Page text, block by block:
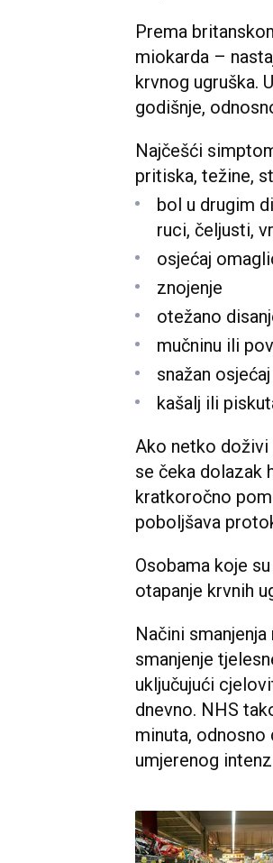
Prema
miokarda –
krvnog ugruška.
godišnje,
Najčešći
pritiska, težine,
bol u drugim
ruci, čeljusti,
osjećaj
znojenje
otežano
mučninu ili
snažan
kašalj ili
Ako netko doživi
se čeka dolazak
kratkoročno
poboljšava
Osobama koje
otapanje krvnih
Načini
smanjenje
uključujući
dnevno. NHS
minuta,
umjerenog